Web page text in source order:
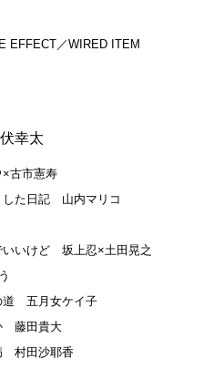
EFFECT／WIRED ITEM
幸太
古市憲寿
した日記 山内マリコ
いいけど 坂上忍×土田晃之
道 五月女ケイ子
藤田貴大
村田沙耶香